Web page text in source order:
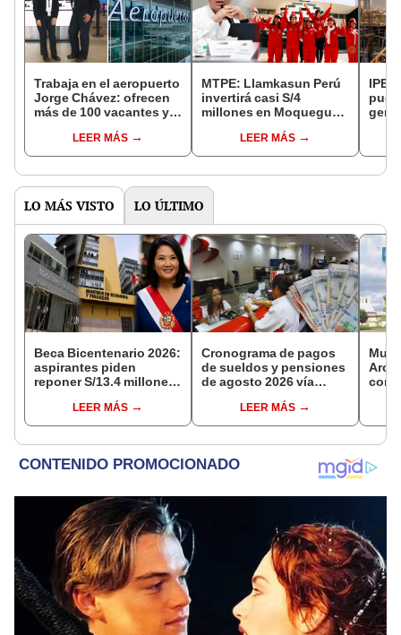
Trabaja en el aeropuerto
Jorge Chávez: ofrecen
más de 100 vacantes y
secundaria completa
LEER MÁS
MTPE: Llamkasun Perú
invertirá casi S/4
millones en Moquegua
empleos temporales en
10 distritos, ¿qué
LEER MÁS
IPE:
LO MÁS VISTO LO ÚLTIMO
Beca Bicentenario 2026:
aspirantes piden
reponer S/13.4 millones
LEER MÁS
Cronograma de pagos
de sueldos y pensiones
de agosto 2026 vía
conoce las fechas de
depósito
LEER MÁS
con